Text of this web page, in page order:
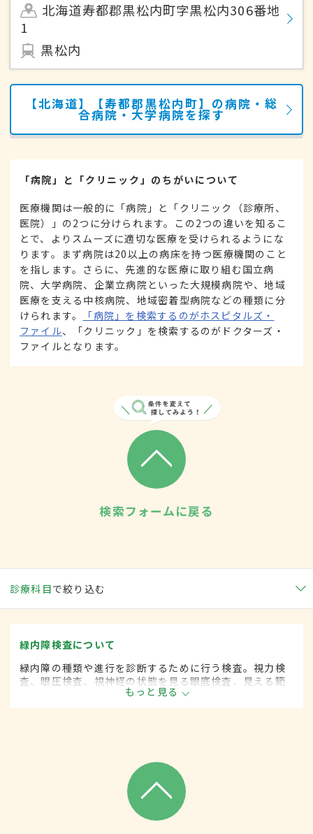
北海道寿都郡黒松内町字黒松内306番地
1
黒松内
【北海道】【寿都郡黒松内町】の病院・総
合病院・大学病院を探す
「病院」と「クリニック」のちがいについて
医療機関は一般的に「病院」と「クリニック（診療所、
医院）」の2つに分けられます。この2つの違いを知るこ
とで、よりスムーズに適切な医療を受けられるようにな
ります。まず病院は20以上の病床を持つ医療機関のこと
を指します。さらに、先進的な医療に取り組む国立病
院、大学病院、企業立病院といった大規模病院や、地域
医療を支える中核病院、地域密着型病院などの種類に分
けられます。
「病院」を検索するのがホスピタルズ・
ファイル、「クリニック」を検索するのがドクターズ・
ファイルとなります。
検索フォームに戻る
診療科目で絞り込む
緑内障検査について
緑内障の種類や進行を診断するために行う検査。視力検
査、眼圧検査、視神経の状態を見る眼底検査、見える範
囲を調べる視野検査、角膜と水晶体の間にある房水を調
べる隅角検査、網膜の断面を画像化する画像解析検査
もっと見る